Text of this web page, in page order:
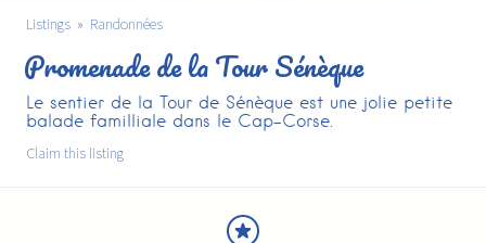
Listings Randonnées
Promenade de la Tour Sénèque
Le sentier de la Tour de Sénèque est une jolie petite
balade familliale dans le Cap-Corse.
Claim this listing